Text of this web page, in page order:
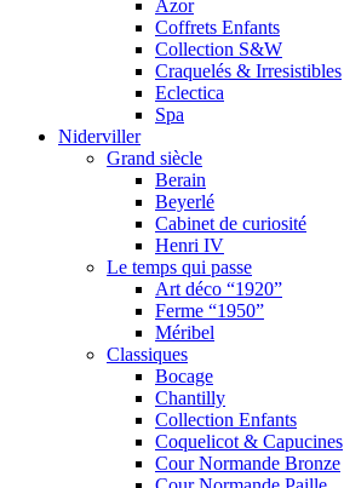
Azor
Coffrets Enfants
Collection S&W
Craquelés & Irresistibles
Eclectica
Spa
Niderviller
Grand siècle
Berain
Beyerlé
Cabinet de curiosité
Henri IV
Le temps qui passe
Art déco “1920”
Ferme “1950”
Méribel
Classiques
Bocage
Chantilly
Collection Enfants
Coquelicot & Capucines
Cour Normande Bronze